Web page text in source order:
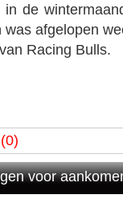
de
afgelopen
Racing Bulls.
voor